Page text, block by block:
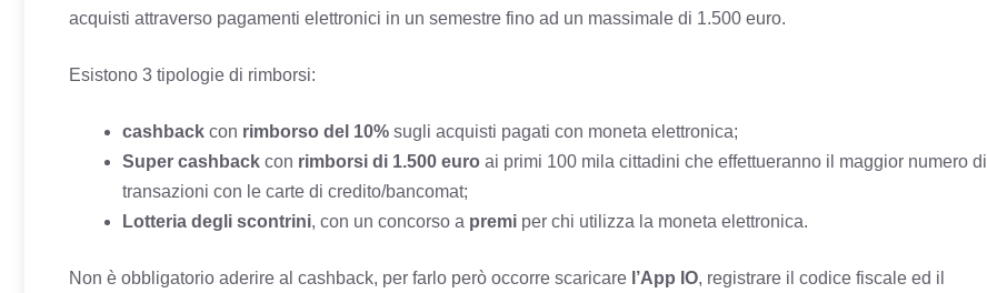
acquisti attraverso pagamenti elettronici in un semestre fino ad un massimale di 1.500 euro.
Esistono 3 tipologie di rimborsi:
cashback con rimborso del 10% sugli acquisti pagati con moneta elettronica;
Super cashback con rimborsi di 1.500 euro ai primi 100 mila cittadini che effettueranno il maggior numero di
transazioni con le carte di credito/bancomat;
Lotteria degli scontrini, con un concorso a premi per chi utilizza la moneta elettronica.
Non è obbligatorio aderire al cashback, per farlo però occorre scaricare l’App IO, registrare il codice fiscale ed il